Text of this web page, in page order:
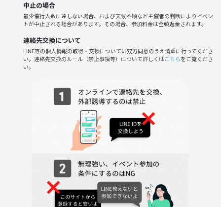
友達が
減ってしまうことが多く職場の人と関わることが多くなってくるかと思
います。
私も会社のお家の往復で趣味もなかったので土日はネトフリをみたり
ひたすら睡眠を摂ったりしており気付けば人と関わる機会が職場だけに
なっており
そんな日常を待っていても変わらないと思い、自分でサークルを立ち上
気づけばよく来てくれる参加者の皆さんとお友達になって休みの日は遊
増えて色んな趣味を共有してもらったりプライベートがとっても充実し
仕事も年も関係ない！気軽に一緒に遊んだり出かけたりする友達をイベ
作って自分の居場所を参加者の皆さんと作る！
中止の場合
最少催行人数に達しない場合、および天候不順など主催者の判断によりイベン
トが中止される場合があります。その場合、参加料金は全額返金されます。
連絡先交換について
LINE等の個人情報の取得・交換については双方同意のうえ慎重に行ってくださ
い。連絡先交換のルール（禁止事項等）について詳しくはこちらをご覧くださ
い。